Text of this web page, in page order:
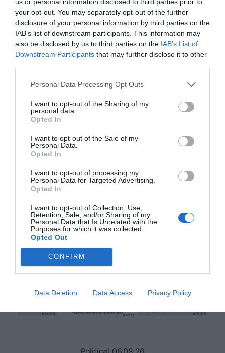
your opt-out. You may separately opt-out of the further
disclosure of your personal information by third parties on the
IAB’s list of downstream participants. This information may
also be disclosed by us to third parties on the IAB’s List of
Downstream Participants that may further disclose it to other
Personal Data Processing Opt Outs
I want to opt-out of the Sharing of my
personal data.
Opted In
I want to opt-out of the Sale of my
Personal Data.
Opted In
I want to opt-out of processing my
Personal Data for Targeted Advertising.
Opted In
I want to opt-out of Collection, Use,
Retention, Sale, and/or Sharing of my
Personal Data that Is Unrelated with the
Purposes for which it was collected.
Opted Out
CONFIRM
Data Deletion Data Access Privacy Policy
ΔΕΊΤΕ ΕΠΊΣΗΣ...